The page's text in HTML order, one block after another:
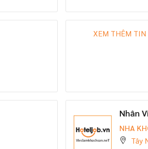
XEM THÊM TIN
Nhân
NHA
Tây